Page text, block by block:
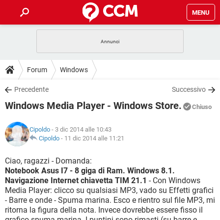
MENU
INTRATTENIMENTO
iOS
INSTAGRAM WHATSAPP
TIKTOK
HARDWARE
GUIDE
COVID-19
INSTAGRAM
TIKTOK
HARDWARE
DOWNLOAD
COVID-19 GAMING
INTRATTENIMENTO
iOS WINDOWS 10
INSTAGRAM
TIKTOK FACEBOOK
HARDWARE
COVID-19
INTRATTENIMENTO
iOS
INSTAGRAM WHATSAPP
TIKTOK FACEBOOK
HARDWARE
GLOSSARIO
COVID-19
INTRATTENIMENTO ANDROID
iOS WINDOWS 10
INSTAGRAM WHATSAPP
Forum Windows
Precedente Successivo
Windows Media Player - Windows Store. Chiuso
Cipoldo - 3 dic 2014 alle 10:43
Cipoldo - 11 dic 2014 alle 11:21
Ciao, ragazzi - Domanda:
Notebook Asus I7 - 8 giga di Ram. Windows 8.1.
Navigazione Internet chiavetta TIM 21.1 - Con Windows
Media Player: clicco su qualsiasi MP3, vado su Effetti grafici
- Barre e onde - Spuma marina. Esco e rientro sul file MP3, mi
ritorna la figura della nota. Invece dovrebbe essere fisso il